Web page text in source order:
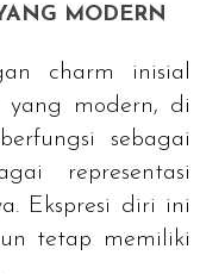
MODERN
charm inisial
yang modern, di
sebagai
representasi
Ekspresi diri ini
tetap memiliki